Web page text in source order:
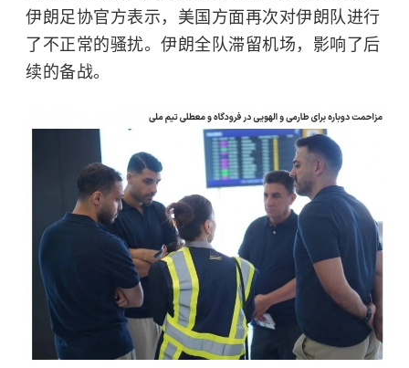
伊朗足协官方表示，美国方面再次对伊朗队进行
了不正常的骚扰。伊朗全队滞留机场，影响了后
续的备战。